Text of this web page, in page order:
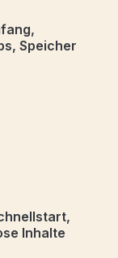
Speicher
Inhalte